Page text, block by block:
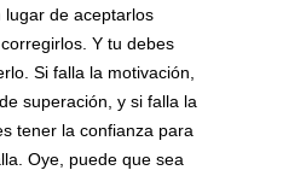
de aceptarlos
Y tu debes
Si falla la motivación,
superación, y si falla la
tener la confianza para
Oye, puede que sea